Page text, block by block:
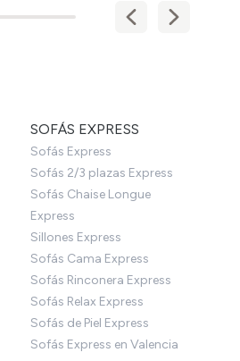
SOFÁS EXPRESS
Sofás Express
Sofás 2/3 plazas Express
Sofás Chaise Longue
Express
Sillones Express
Sofás Cama Express
Sofás Rinconera Express
Sofás Relax Express
Sofás de Piel Express
Sofás Express en Valencia